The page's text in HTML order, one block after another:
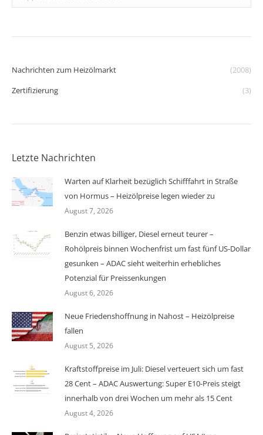
Nachrichten zum Heizölmarkt
(2008)
Zertifizierung
(3)
Letzte Nachrichten
Warten auf Klarheit bezüglich Schifffahrt in Straße
von Hormus – Heizölpreise legen wieder zu
August 7, 2026
Benzin etwas billiger, Diesel erneut teurer –
Rohölpreis binnen Wochenfrist um fast fünf US-Dollar
gesunken – ADAC sieht weiterhin erhebliches
Potenzial für Preissenkungen
August 6, 2026
Neue Friedenshoffnung in Nahost – Heizölpreise
fallen
August 5, 2026
Kraftstoffpreise im Juli: Diesel verteuert sich um fast
28 Cent – ADAC Auswertung: Super E10-Preis steigt
innerhalb von drei Wochen um mehr als 15 Cent
August 4, 2026